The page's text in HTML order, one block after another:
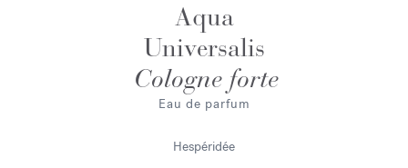
Aqua
Universalis
Cologne forte
Eau de parfum
Hespéridée